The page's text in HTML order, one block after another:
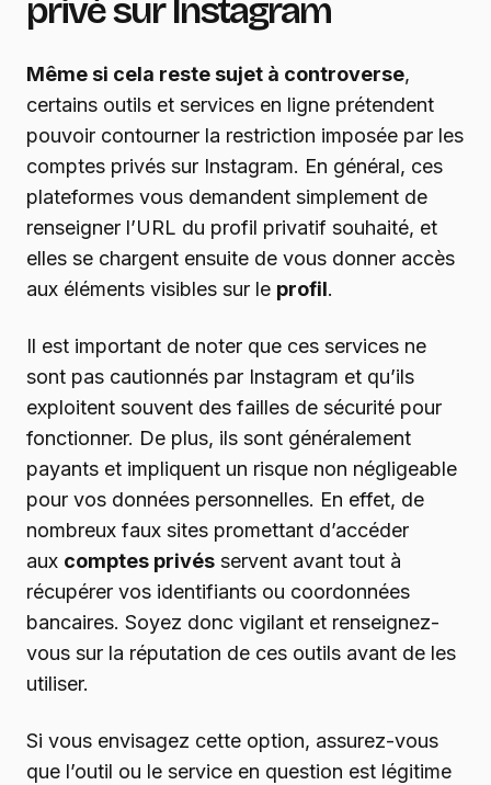
privé sur Instagram
Même si cela reste sujet à controverse,
certains outils et services en ligne prétendent
pouvoir contourner la restriction imposée par les
comptes privés sur Instagram. En général, ces
plateformes vous demandent simplement de
renseigner l’URL du profil privatif souhaité, et
elles se chargent ensuite de vous donner accès
aux éléments visibles sur le profil.
Il est important de noter que ces services ne
sont pas cautionnés par Instagram et qu’ils
exploitent souvent des failles de sécurité pour
fonctionner. De plus, ils sont généralement
payants et impliquent un risque non négligeable
pour vos données personnelles. En effet, de
nombreux faux sites promettant d’accéder
aux comptes privés servent avant tout à
récupérer vos identifiants ou coordonnées
bancaires. Soyez donc vigilant et renseignez-
vous sur la réputation de ces outils avant de les
utiliser.
Si vous envisagez cette option, assurez-vous
que l’outil ou le service en question est légitime